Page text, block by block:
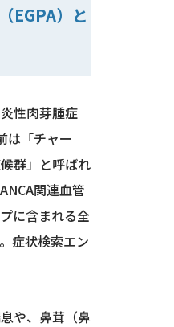
EGPA）と
性肉芽腫症
は「チャー
群」と呼ばれ
関連血管
に含まれる全
症状検索エン
や、鼻茸（鼻